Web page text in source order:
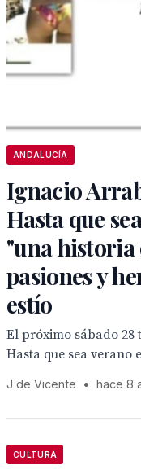
ANDALUCÍA
Ignacio
Hasta que
"una historia
pasiones y
estío
El próximo sábado
Hasta que sea
J de Vicente • hace 8
CULTURA